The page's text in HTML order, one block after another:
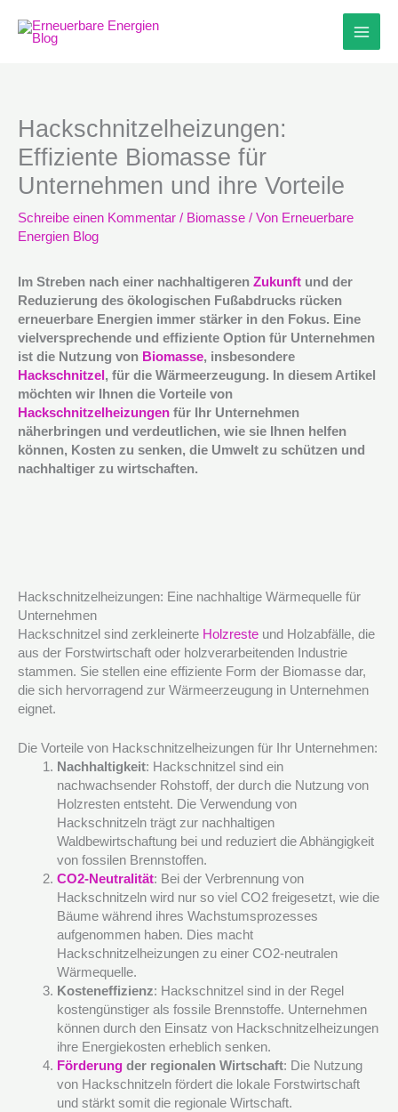
Inhalt
springen
Hackschnitzelheizungen:
Effiziente Biomasse für
Unternehmen und ihre Vorteile
Schreibe einen Kommentar / Biomasse / Von Erneuerbare
Energien Blog
Im Streben nach einer nachhaltigeren Zukunft und der
Reduzierung des ökologischen Fußabdrucks rücken
erneuerbare Energien immer stärker in den Fokus. Eine
vielversprechende und effiziente Option für Unternehmen
ist die Nutzung von Biomasse, insbesondere
Hackschnitzel, für die Wärmeerzeugung. In diesem Artikel
möchten wir Ihnen die Vorteile von
Hackschnitzelheizungen für Ihr Unternehmen
näherbringen und verdeutlichen, wie sie Ihnen helfen
können, Kosten zu senken, die Umwelt zu schützen und
nachhaltiger zu wirtschaften.
Hackschnitzelheizungen: Eine nachhaltige Wärmequelle für
Unternehmen
Hackschnitzel sind zerkleinerte Holzreste und Holzabfälle, die
aus der Forstwirtschaft oder holzverarbeitenden Industrie
stammen. Sie stellen eine effiziente Form der Biomasse dar,
die sich hervorragend zur Wärmeerzeugung in Unternehmen
eignet.
Die Vorteile von Hackschnitzelheizungen für Ihr Unternehmen:
Nachhaltigkeit: Hackschnitzel sind ein
nachwachsender Rohstoff, der durch die Nutzung von
Holzresten entsteht. Die Verwendung von
Hackschnitzeln trägt zur nachhaltigen
Waldbewirtschaftung bei und reduziert die Abhängigkeit
von fossilen Brennstoffen.
CO2-Neutralität: Bei der Verbrennung von
Hackschnitzeln wird nur so viel CO2 freigesetzt, wie die
Bäume während ihres Wachstumsprozesses
aufgenommen haben. Dies macht
Hackschnitzelheizungen zu einer CO2-neutralen
Wärmequelle.
Kosteneffizienz: Hackschnitzel sind in der Regel
kostengünstiger als fossile Brennstoffe. Unternehmen
können durch den Einsatz von Hackschnitzelheizungen
ihre Energiekosten erheblich senken.
Förderungder regionalen Wirtschaft: Die Nutzung
von Hackschnitzeln fördert die lokale Forstwirtschaft
und stärkt somit die regionale Wirtschaft.